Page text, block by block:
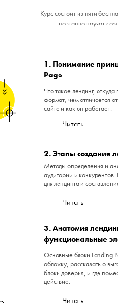
Курс состоит из пяти
поэтапно научат
1. Понимание
Page
Что такое лендинг, откуда
формат, чем отличается
сайта и как он работает.
2. Этапы создания
Методы определения и
аудитории и
для лендинга и
3. Анатомия
функциональные
Основные блоки Landing
обложку, рассказать о
блоки доверия, и где
действие.
Читать
Читать
Читать